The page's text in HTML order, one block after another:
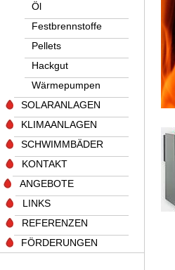
Öl
Festbrennstoffe
Pellets
Hackgut
Wärmepumpen
SOLARANLAGEN
KLIMAANLAGEN
SCHWIMMBÄDER
KONTAKT
ANGEBOTE
LINKS
REFERENZEN
FÖRDERUNGEN